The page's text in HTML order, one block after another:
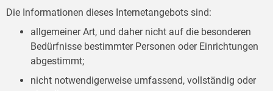
Die Informationen dieses Internetangebots sind:
allgemeiner Art, und daher nicht auf die besonderen
Bedürfnisse bestimmter Personen oder Einrichtungen
abgestimmt;
nicht notwendigerweise umfassend, vollständig oder